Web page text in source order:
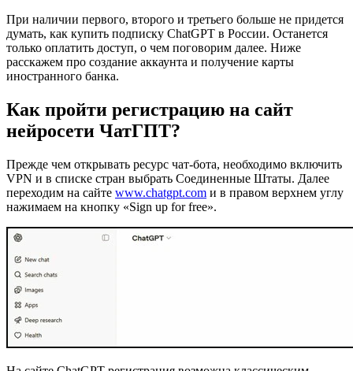
При наличии первого, второго и третьего больше не придется
думать, как купить подписку ChatGPT в России. Останется
только оплатить доступ, о чем поговорим далее. Ниже
расскажем про создание аккаунта и получение карты
иностранного банка.
Как пройти регистрацию на сайт
нейросети ЧатГПТ?
Прежде чем открывать ресурс чат-бота, необходимо включить
VPN и в списке стран выбрать Соединенные Штаты. Далее
переходим на сайте www.chatgpt.com и в правом верхнем углу
нажимаем на кнопку «Sign up for free».